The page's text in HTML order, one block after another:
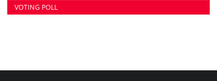
VOTING POLL